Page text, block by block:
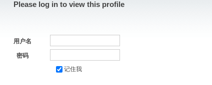
Please log in to view this profile
用户名
密码
记住我